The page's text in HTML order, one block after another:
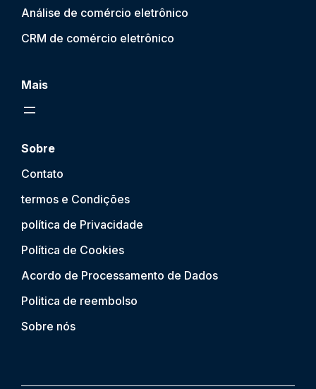
Análise de comércio eletrônico
CRM de comércio eletrônico
Mais
Sobre
Contato
termos e Condições
política de Privacidade
Política de Cookies
Acordo de Processamento de Dados
Politica de reembolso
Sobre nós